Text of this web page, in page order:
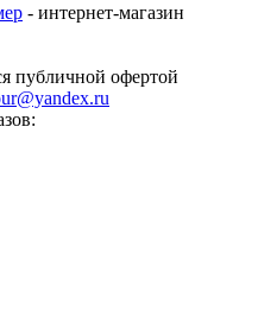
- интернет-магазин
публичной офертой